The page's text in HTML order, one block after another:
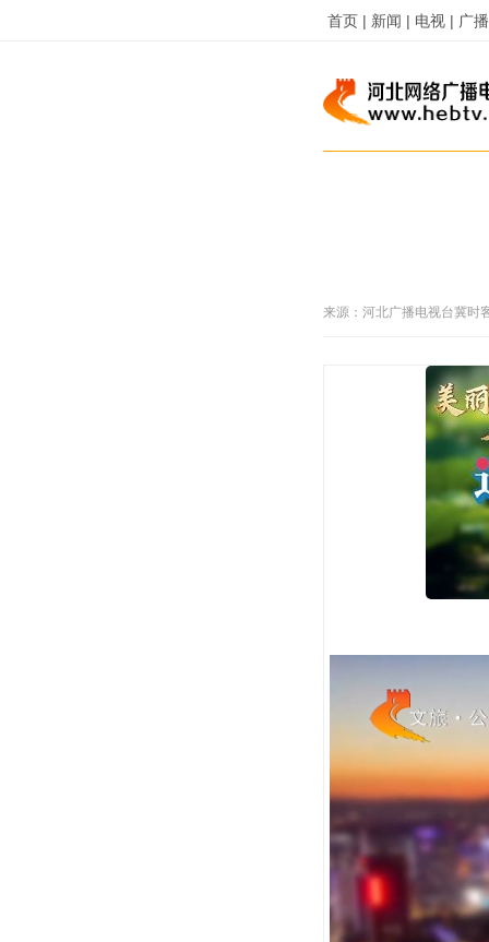
首页 | 新闻 | 电视 | 广
来源： 河北广播电视台冀时